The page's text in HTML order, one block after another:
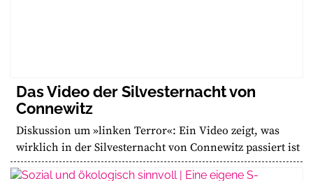
Das Video der Silvesternacht von
Connewitz
Diskussion um »linken Terror«: Ein Video zeigt, was
wirklich in der Silvesternacht von Connewitz passiert ist